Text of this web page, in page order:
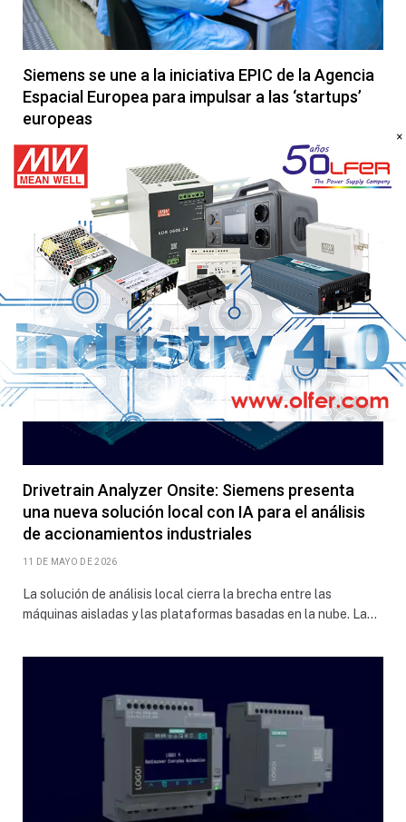
Siemens se une a la iniciativa EPIC de la Agencia
Espacial Europea para impulsar a las ‘startups’
europeas
14 DE MAYO DE 2026
Siemens firma una carta de intención con la Agencia Espacial
Europea (ESA) para unirse a su iniciativa de colaboración,
reforzando…
Drivetrain Analyzer Onsite: Siemens presenta
una nueva solución local con IA para el análisis
de accionamientos industriales
11 DE MAYO DE 2026
La solución de análisis local cierra la brecha entre las
máquinas aisladas y las plataformas basadas en la nube. La…
×